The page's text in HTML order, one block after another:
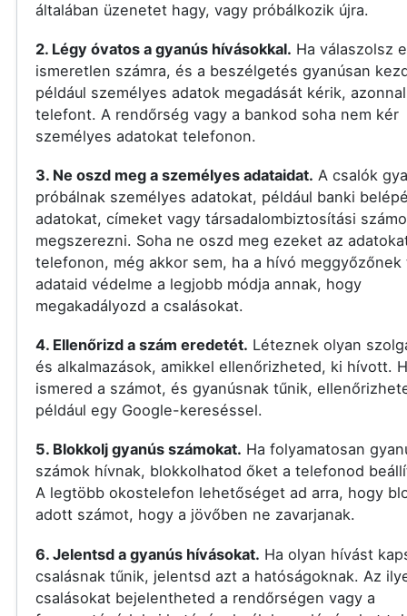
általában üzenetet hagy, vagy próbálkozik újra.
2. Légy óvatos a gyanús hívásokkal. Ha válaszolsz
ismeretlen számra, és a beszélgetés gyanúsan
például személyes adatok megadását kérik,
telefont. A rendőrség vagy a bankod soha nem kér
személyes adatokat telefonon.
3. Ne oszd meg a személyes adataidat. A csalók
próbálnak személyes adatokat, például banki
adatokat, címeket vagy társadalombiztosítási
megszerezni. Soha ne oszd meg ezeket az
telefonon, még akkor sem, ha a hívó meggyőzőnek
adataid védelme a legjobb módja annak, hogy
megakadályozd a csalásokat.
4. Ellenőrizd a szám eredetét. Léteznek olyan
és alkalmazások, amikkel ellenőrizheted, ki hívott.
ismered a számot, és gyanúsnak tűnik,
például egy Google-kereséssel.
5. Blokkolj gyanús számokat. Ha folyamatosan
számok hívnak, blokkolhatod őket a telefonod
A legtöbb okostelefon lehetőséget ad arra, hogy
adott számot, hogy a jövőben ne zavarjanak.
6. Jelentsd a gyanús hívásokat. Ha olyan hívást
csalásnak tűnik, jelentsd azt a hatóságoknak. Az
csalásokat bejelentheted a rendőrségen vagy a